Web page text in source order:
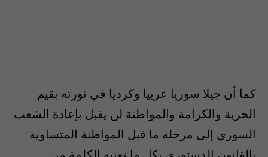
كما أن جيلا سوريا عربيا وكرديا في ثورته بقيم
الحرية والكرامة والمواطنة لن يقبل بإعادة الشعب
السوري إلى مرحلة ما قبل المواطنة المتساوية